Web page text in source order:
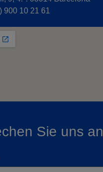
900 10 21 61
Sie uns an